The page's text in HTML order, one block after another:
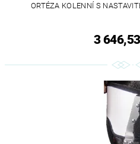
ORTÉZA KOLENNÍ S
3